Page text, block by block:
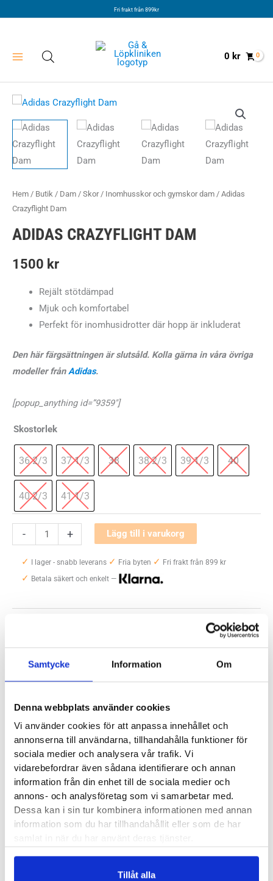
Samtycke Information Om
Denna webbplats använder cookies
Vi använder cookies för att anpassa innehållet och
annonserna till användarna, tillhandahålla funktioner för
sociala medier och analysera vår trafik. Vi
vidarebefordrar även sådana identifierare och annan
information från din enhet till de sociala medier och
annons- och analysföretag som vi samarbetar med.
Dessa kan i sin tur kombinera informationen med annan
information som du har tillhandahållit eller som de har
samlat in när du har använt deras tjänster.
Tillåt alla
Fri frakt från 899kr
0 kr
Hem / Butik / Dam / Skor/ Inomhusskor och gymskor dam / Adidas
Crazyflight Dam
ADIDAS CRAZYFLIGHT DAM
1500 kr
Rejält stötdämpad
Mjuk och komfortabel
Perfekt för inomhusidrotter där hopp är inkluderat
Den här färgsättningen är slutsåld. Kolla gärna in våra övriga
modeller frånAdidas.
[popup_anything id=”9359″]
Skostorlek
36 2/3 37 1/3 38 38 2/3 39 1/3 40
40 2/3 41 1/3
-
Crazyflight
Dam
mängd
+ Lägg till i varukorg
✓ I lager - snabb leverans ✓ Fria byten ✓ Fri frakt från 899 kr
✓ Betala säkert och enkelt —
Saldo weblager. För aktuellt butikssaldo, kontakta din närmstabutik.
Adidas Crazyflight är en inomhusträningssko med väl
tilltagen stötdämpning. Ovandelen i ventilerande mesh ger
ökad komfort och en responsiv dämpning ger dig oändlig
energi för att ta spelet till nya höjder. Volleyboll, handboll,
innebandy eller gruppträningspass? Crazyflight fungerar
utmärkt till samtliga aktiviteter.
Läst: Normal